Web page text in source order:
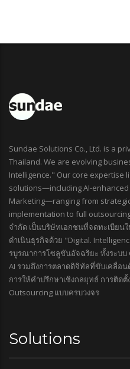
Sundae Solutions Co., Ltd. is a
Thailand. We are evolving
Intelligence." Our core expertise
solutions—including AI-enhanced
Marketing—ranging from
implementation to full
จำกัด เป็นบริษัทเอกชนที่จดทะเบียน
ดำเนินธุรกิจด้วย "Digital.
รบูรณาการโซลูชันอัจฉริยะ ทั้งระบบ
AI รวมถึงการตลาดดิจิทัลที่ขับเคลื่อ
การให้คำปรึกษาเชิงกลยุทธ์ การติด
Outsourcing แบบครบวงจร
Solutions